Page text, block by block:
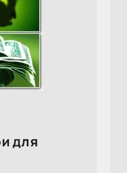
для